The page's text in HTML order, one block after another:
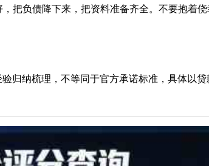
把负债降下来，把资料准备齐全。不要抱着
纳梳理，不等同于官方承诺标准，具体以